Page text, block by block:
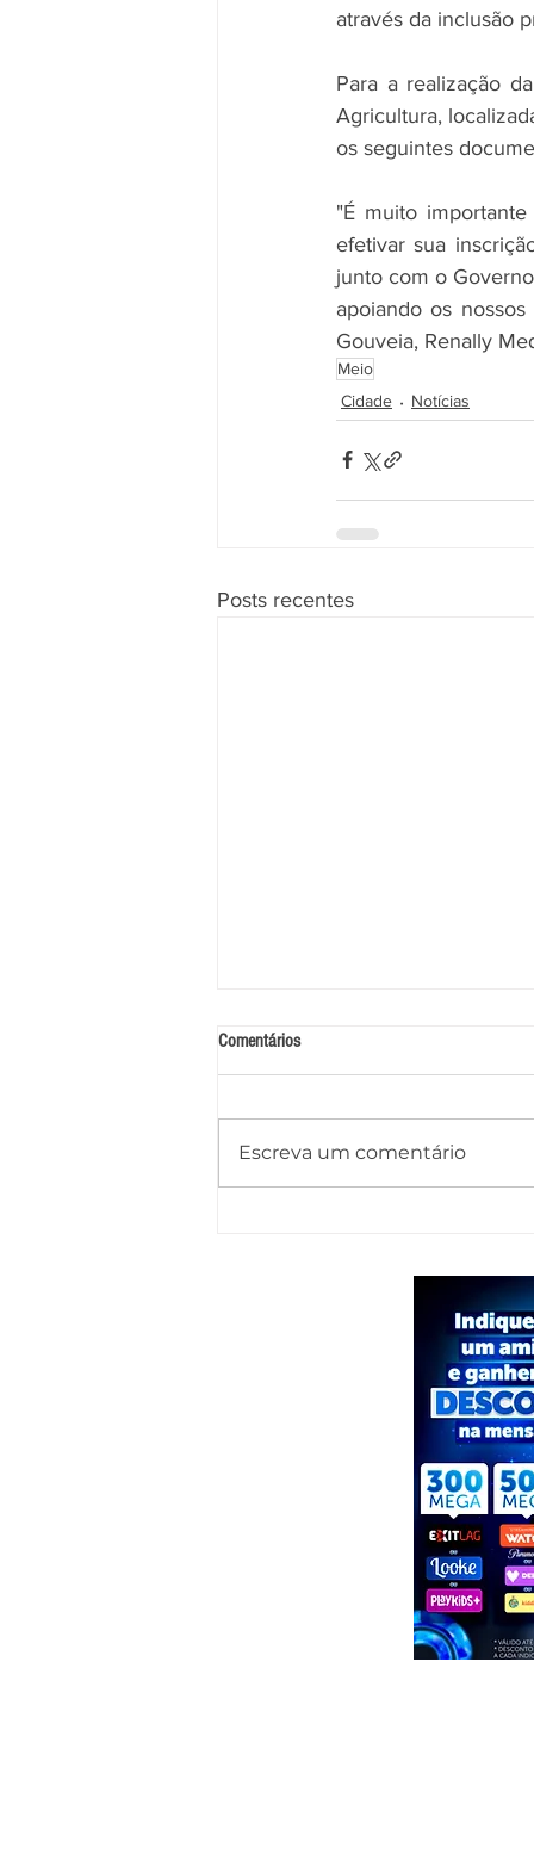
através da inclusão
Para a realização
Agricultura,
os seguintes
"É muito
efetivar sua
junto com o
apoiando os
Gouveia, Renally
Meio
Cidade
Notícias
Posts recentes
conjunta das polícias de AL e PE
Comentários
Escreva um comentário